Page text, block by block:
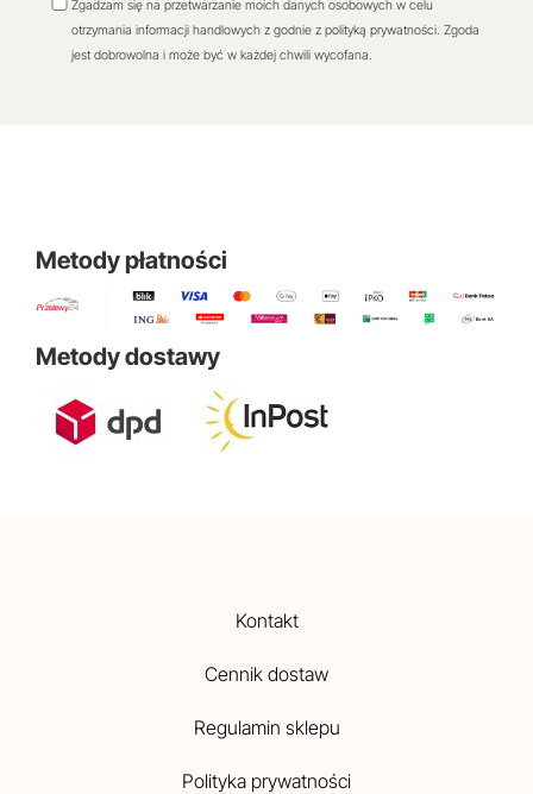
Zgadzam się na przetwarzanie moich danych osobowych w celu
otrzymania informacji handlowych z godnie z polityką prywatności. Zgoda
jest dobrowolna i może być w każdej chwili wycofana.
Metody płatności
Metody dostawy
Kontakt
Cennik dostaw
Regulamin sklepu
Polityka prywatności